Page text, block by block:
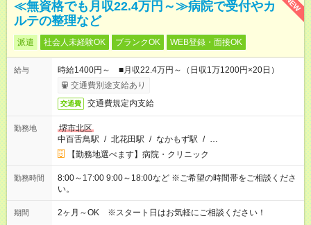
≪無資格でも月収22.4万円～≫病院で受付やカ
ルテの整理など
派遣 社会人未経験OK ブランクOK WEB登録・面接OK
給与
時給1400円～ ■月収22.4万円～（日収1万1200円×20日）
交通費別途支給あり
交通費 交通費規定内支給
勤務地
堺市北区
中百舌鳥駅 / 北花田駅 / なかもず駅 / …
【勤務地選べます】病院・クリニック
勤務時間
8:00～17:00 9:00～18:00など ※ご希望の時間帯をご相談くださ
い。
期間 2ヶ月～OK ※スタート日はお気軽にご相談ください！